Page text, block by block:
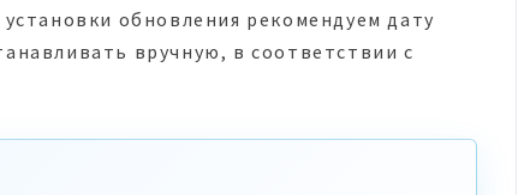
обновления рекомендуем дату
вручную, в соответствии с